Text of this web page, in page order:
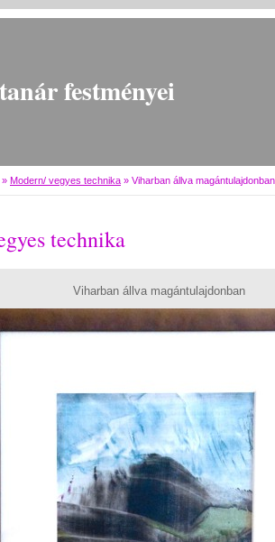
festményei
» Modern/ vegyes technika » Viharban állva magántulajdonban
technika
Viharban állva magántulajdonban